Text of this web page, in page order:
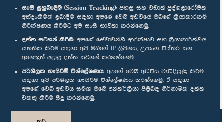
සැසි ලුහුබැඳීම (Session Tracking): පහසු සහ වඩාත් පුද්ගලාරෝපිත
අත්දැකීමක් ලබාදීම සඳහා අපගේ වෙබ් අඩවියේ ඔබගේ ක්‍රියාකාරකම්
නිරීක්ෂණය කිරීමට අපි සැසි භාවිතා කරන්නෙමු.
දත්ත සටහන් කිරීම: අපගේ සේවාවන්හි ආරක්ෂාව සහ ක්‍රියාකාරීත්වය
සහතික කිරීම සඳහා අපි ඔබගේ IP ලිපිනය, උපාංග විස්තර සහ
අනෙකුත් අදාළ දත්ත සටහන් කරගන්නෙමු.
පරිශීලක හැසිරීම් විශ්ලේෂණය: අපගේ වෙබ් අඩවිය වැඩිදියුණු කිරීම
සඳහා අපි පරිශීලක හැසිරීම විශ්ලේෂණය කරන්නෙමු. ඒ සඳහා
අපගේ වෙබ් අඩවිය සමඟ ඔබේ අන්තර්ක්‍රියා පිළිබඳ නිර්නාමික දත්ත
එකතු කිරීම සිදු කරන්නෙමු.
අප හා සම්බන්ධ වී සිටින්න :
සම්මාන
පෞද්ගලිකත්ව ප්‍රතිපත්තිය